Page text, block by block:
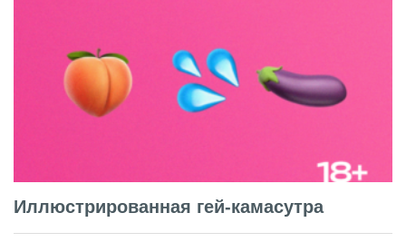
Иллюстрированная гей-камасутра